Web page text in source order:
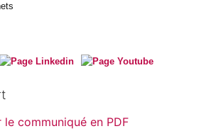
le communiqué en PDF